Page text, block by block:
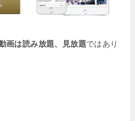
画は読み放題、見放題ではあり